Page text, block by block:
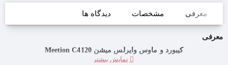
معرفی مشخصات دیدگاه ها
معرفی
کیبورد و ماوس وایرلس میشن Meetion C4120